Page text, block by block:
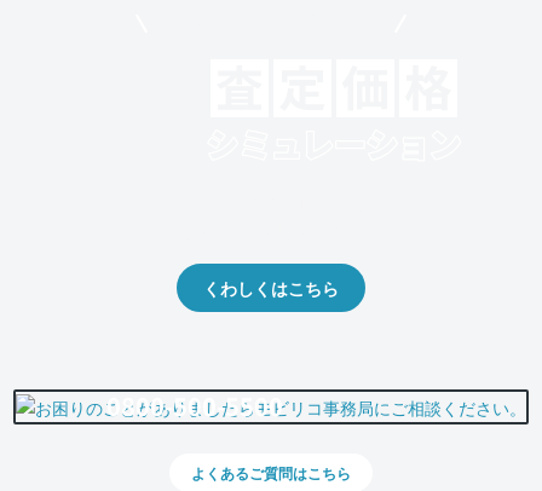
くわしくはこちら
0800-500-5500
よくあるご質問はこちら